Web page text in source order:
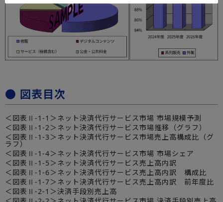
● 図表目次
＜図表Ⅱ-1-1＞ネット決済代行サービス市場 市場規模予測
＜図表Ⅱ-1-2＞ネット決済代行サービス市場推移（グラフ）
＜図表Ⅱ-1-3＞ネット決済代行サービス市場売上高構成比（グ
ラフ）
＜図表Ⅱ-1-4＞ネット決済代行サービス市場 市場シェア
＜図表Ⅱ-1-5＞ネット決済代行サービス売上高内訳
＜図表Ⅱ-1-6＞ネット決済代行サービス売上高内訳 構成比
＜図表Ⅱ-1-7＞ネット決済代行サービス売上高内訳 前年度比
＜図表Ⅱ-2-1＞決済手段別売上高